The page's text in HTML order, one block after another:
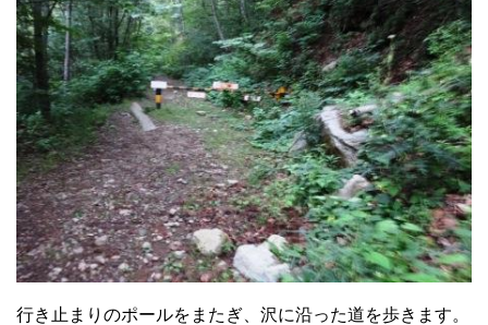
行き止まりのポールをまたぎ、沢に沿った道を歩きます。